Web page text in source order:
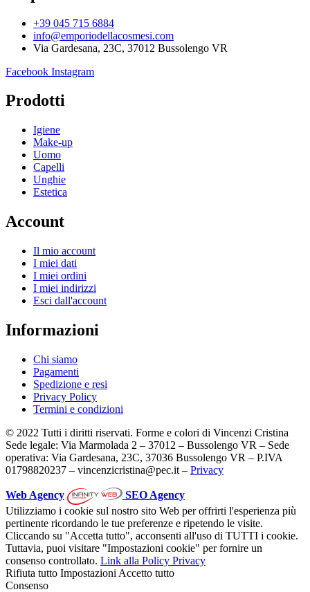
+39 045 715 6884
info@emporiodellacosmesi.com
Via Gardesana, 23C, 37012 Bussolengo VR
Facebook Instagram
Prodotti
Igiene
Make-up
Uomo
Capelli
Unghie
Estetica
Account
Il mio account
I miei dati
I miei ordini
I miei indirizzi
Esci dall'account
Informazioni
Chi siamo
Pagamenti
Spedizione e resi
Privacy Policy
Termini e condizioni
© 2022 Tutti i diritti riservati. Forme e colori di Vincenzi Cristina
Sede legale: Via Marmolada 2 – 37012 – Bussolengo VR – Sede
operativa: Via Gardesana, 23C, 37036 Bussolengo VR – P.IVA
01798820237 – vincenzicristina@pec.it – Privacy
Web Agency
SEO Agency
Utilizziamo i cookie sul nostro sito Web per offrirti l'esperienza più
pertinente ricordando le tue preferenze e ripetendo le visite.
Cliccando su "Accetta tutto", acconsenti all'uso di TUTTI i cookie.
Tuttavia, puoi visitare "Impostazioni cookie" per fornire un
consenso controllato. Link alla Policy Privacy
Rifiuta tutto Impostazioni Accetto tutto
Consenso